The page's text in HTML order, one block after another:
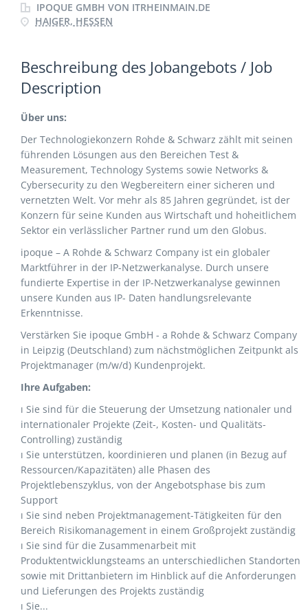
IPOQUE GMBH VON ITRHEINMAIN.DE
HAIGER, HESSEN
Beschreibung des Jobangebots / Job
Description
Über uns:
Der Technologiekonzern Rohde & Schwarz zählt mit seinen
führenden Lösungen aus den Bereichen Test &
Measurement, Technology Systems sowie Networks &
Cybersecurity zu den Wegbereitern einer sicheren und
vernetzten Welt. Vor mehr als 85 Jahren gegründet, ist der
Konzern für seine Kunden aus Wirtschaft und hoheitlichem
Sektor ein verlässlicher Partner rund um den Globus.
ipoque – A Rohde & Schwarz Company ist ein globaler
Marktführer in der IP-Netzwerkanalyse. Durch unsere
fundierte Expertise in der IP-Netzwerkanalyse gewinnen
unsere Kunden aus IP- Daten handlungsrelevante
Erkenntnisse.
Verstärken Sie ipoque GmbH - a Rohde & Schwarz Company
in Leipzig (Deutschland) zum nächstmöglichen Zeitpunkt als
Projektmanager (m/w/d) Kundenprojekt.
Ihre Aufgaben:
ı Sie sind für die Steuerung der Umsetzung nationaler und
internationaler Projekte (Zeit-, Kosten- und Qualitäts-
Controlling) zuständig
ı Sie unterstützen, koordinieren und planen (in Bezug auf
Ressourcen/Kapazitäten) alle Phasen des
Projektlebenszyklus, von der Angebotsphase bis zum
Support
ı Sie sind neben Projektmanagement-Tätigkeiten für den
Bereich Risikomanagement in einem Großprojekt zuständig
ı Sie sind für die Zusammenarbeit mit
Produktentwicklungsteams an unterschiedlichen Standorten
sowie mit Drittanbietern im Hinblick auf die Anforderungen
und Lieferungen des Projekts zuständig
ı Sie...